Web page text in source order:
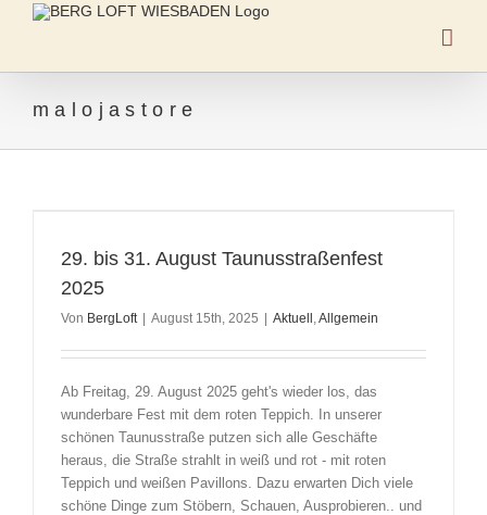
malojastore
29. bis 31. August Taunusstraßenfest
2025
Von BergLoft August 15th, 2025 Aktuell ,Allgemein
Ab Freitag, 29. August 2025 geht's wieder los, das
wunderbare Fest mit dem roten Teppich. In unserer
schönen Taunusstraße putzen sich alle Geschäfte
heraus, die Straße strahlt in weiß und rot - mit roten
Teppich und weißen Pavillons. Dazu erwarten Dich viele
schöne Dinge zum Stöbern, Schauen, Ausprobieren.. und